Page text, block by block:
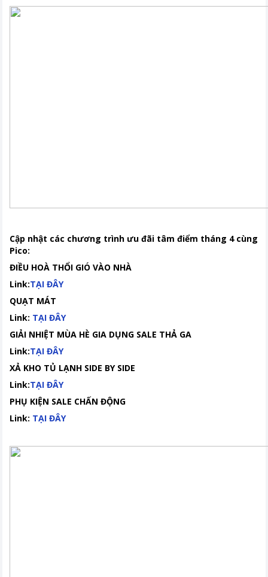
Cập nhật các chương trình ưu đãi tâm điểm tháng 4 cùng
Pico:
​​​​​​ĐIỀU HOÀ THỔI GIÓ VÀO NHÀ
Link:TẠI ĐÂY
QUẠT MÁT
Link: TẠI ĐÂY
GIẢI NHIỆT MÙA HÈ GIA DỤNG SALE THẢ GA
Link:TẠI ĐÂY
XẢ KHO TỦ LẠNH SIDE BY SIDE
Link:TẠI ĐÂY
PHỤ KIỆN SALE CHẤN ĐỘNG
Link: TẠI ĐÂY